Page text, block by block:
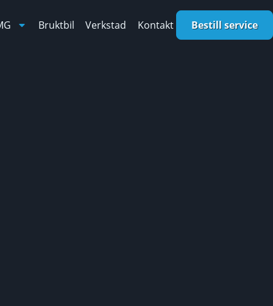
Bruktbil Verkstad Kontakt Bestill service